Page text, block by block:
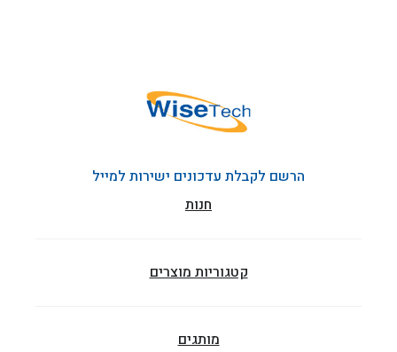
הרשם לקבלת עדכונים ישירות למייל
חנות
קטגוריות מוצרים
מותגים